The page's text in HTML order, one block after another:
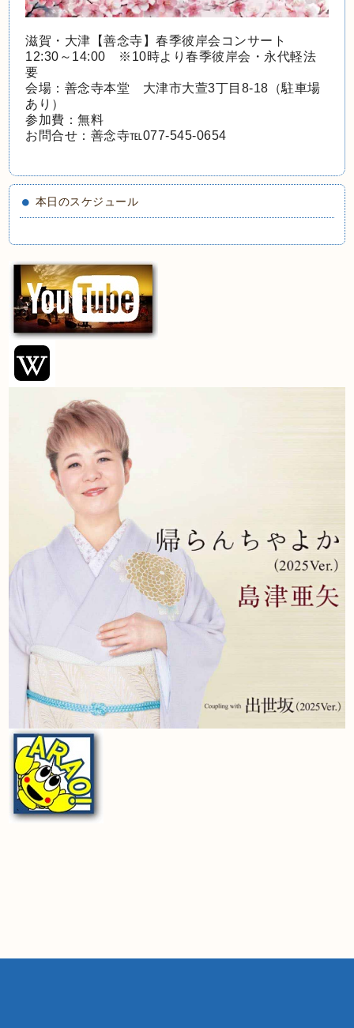
滋賀・大津【善念寺】春季彼岸会コンサート
12:30～14:00 ※10時より春季彼岸会・永代軽法
要
会場：善念寺本堂 大津市大萱3丁目8-18（駐車場
あり）
参加費：無料
お問合せ：善念寺℡077-545-0654
本日のスケジュール